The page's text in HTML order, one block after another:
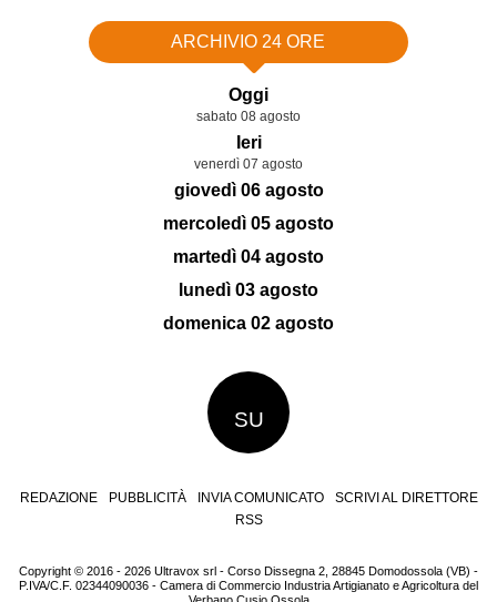
ARCHIVIO 24 ORE
Oggi
sabato 08 agosto
Ieri
venerdì 07 agosto
giovedì 06 agosto
mercoledì 05 agosto
martedì 04 agosto
lunedì 03 agosto
domenica 02 agosto
SU
REDAZIONE PUBBLICITÀ INVIA COMUNICATO
SCRIVI AL DIRETTORE
RSS
Copyright © 2016 - 2026 Ultravox srl - Corso Dissegna 2, 28845 Domodossola (VB) -
P.IVA/C.F. 02344090036 - Camera di Commercio Industria Artigianato e Agricoltura del